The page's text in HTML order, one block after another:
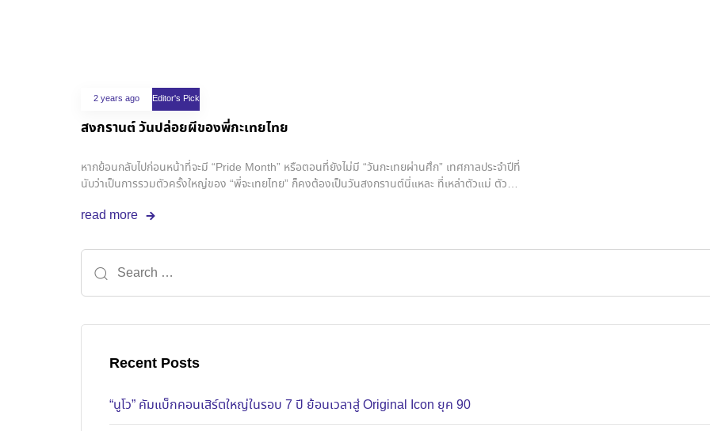
2 years ago Editor's Pick
สงกรานต์ วันปล่อยผีของพี่กะเทยไทย
หากย้อนกลับไปก่อนหน้าที่จะมี “Pride Month” หรือตอนที่ยังไม่มี “วันกะเทยผ่านศึก” เทศกาลประจำปีที่
นับว่าเป็นการรวมตัวครั้งใหญ่ของ “พี่จะเทยไทย” ก็คงต้องเป็นวันสงกรานต์นี่แหละ ที่เหล่าตัวแม่ ตัว
เล่นน้ำ / ประแป้งหนุ่มๆ หล่อๆ ที่ผ่านไปผ่านมา
read more
Recent Posts
“นูโว” คัมแบ็กคอนเสิร์ตใหญ่ในรอบ 7 ปี ย้อนเวลาสู่ Original Icon ยุค 90